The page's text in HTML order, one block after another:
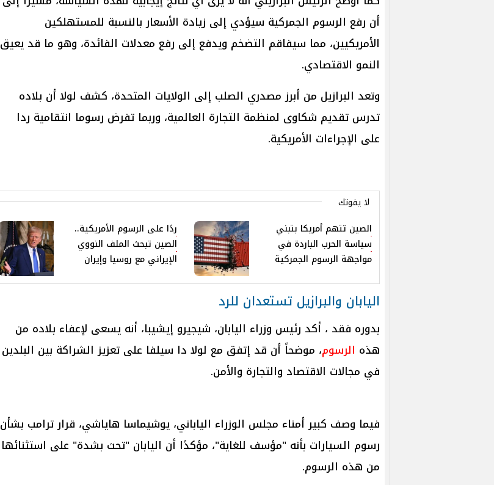
أن رفع الرسوم الجمركية سيؤدي إلى زيادة الأسعار بالنسبة للمستهلكين
الأمريكيين، مما سيفاقم التضخم ويدفع إلى رفع معدلات الفائدة، وهو ما قد يعيق
النمو الاقتصادي.
وتعد البرازيل من أبرز مصدري الصلب إلى الولايات المتحدة، كشف لولا أن بلاده
تدرس تقديم شكاوى لمنظمة التجارة العالمية، وربما تفرض رسوما انتقامية ردا
على الإجراءات الأمريكية.
لا يفوتك
الصين تتهم أمريكا بتبني
سياسة الحرب الباردة في
مواجهة الرسوم الجمركية
ردًا على الرسوم الأمريكية..
الصين تبحث الملف النووي
الإيراني مع روسيا وإيران
اليابان والبرازيل تستعدان للرد
بدوره فقد ، أكد رئيس وزراء اليابان، شيجيرو إيشيبا، أنه يسعى لإعفاء بلاده من
هذه الرسوم، موضحاً أن قد إتفق مع لولا دا سيلفا على تعزيز الشراكة بين البلدين
في مجالات الاقتصاد والتجارة والأمن.
فيما وصف كبير أمناء مجلس الوزراء الياباني، يوشيماسا هاياشي، قرار ترامب بشأن
رسوم السيارات بأنه "مؤسف للغاية"، مؤكدًا أن اليابان "تحث بشدة" على استثنائها
من هذه الرسوم.